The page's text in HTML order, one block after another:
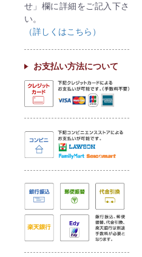
せ」欄に詳細をご記入下さ
い。
（詳しくはこちら）
お支払い方法について